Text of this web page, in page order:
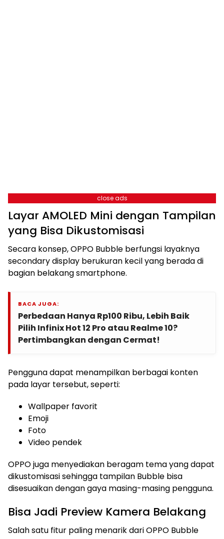
close ads
Layar AMOLED Mini dengan Tampilan
yang Bisa Dikustomisasi
Secara konsep, OPPO Bubble berfungsi layaknya
secondary display berukuran kecil yang berada di
bagian belakang smartphone.
BACA JUGA:
Perbedaan Hanya Rp100 Ribu, Lebih Baik
Pilih Infinix Hot 12 Pro atau Realme 10?
Pertimbangkan dengan Cermat!
Pengguna dapat menampilkan berbagai konten
pada layar tersebut, seperti:
Wallpaper favorit
Emoji
Foto
Video pendek
OPPO juga menyediakan beragam tema yang dapat
dikustomisasi sehingga tampilan Bubble bisa
disesuaikan dengan gaya masing-masing pengguna.
Bisa Jadi Preview Kamera Belakang
Salah satu fitur paling menarik dari OPPO Bubble